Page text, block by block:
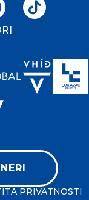
PRIVATNOSTI